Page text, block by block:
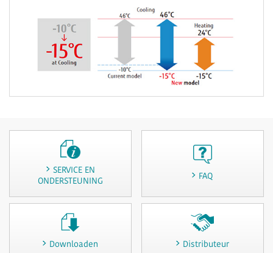
SERVICE EN
ONDERSTEUNING
FAQ
Downloaden Distributeur